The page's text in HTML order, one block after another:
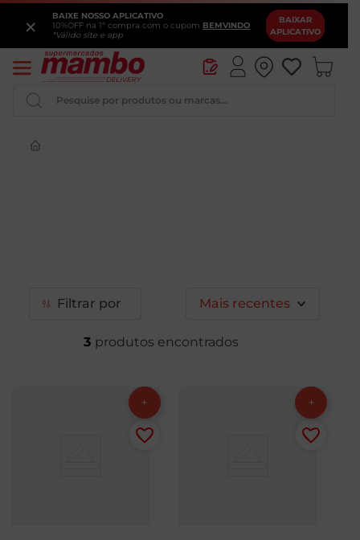
BAIXE NOSSO APLICATIVO
10%OFF na 1ª compra com o cupom BEMVINDO
*Válido site e app
BAIXAR
APLICATIVO
×
Pesquise por produtos ou marcas...
Filtrar Mais recentes
3